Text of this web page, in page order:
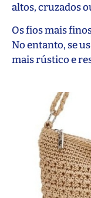
altos, cruzados
Os fios mais
No entanto, se
mais rústico e